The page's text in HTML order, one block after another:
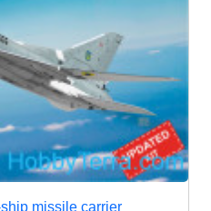
missile carrier